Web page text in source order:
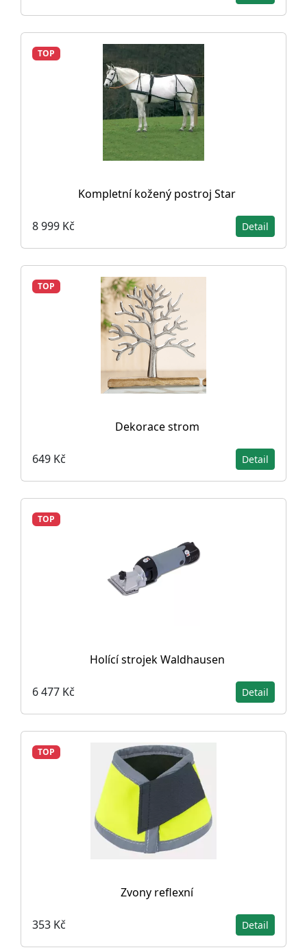
TOP
Kompletní kožený postroj Star
8 999 Kč Detail
TOP
Dekorace strom
649 Kč Detail
TOP
Holící strojek Waldhausen
6 477 Kč Detail
TOP
Zvony reflexní
353 Kč Detail